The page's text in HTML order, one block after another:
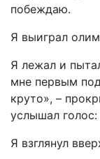
побеждаю.
Я выиграл
Я лежал и
мне первым
круто», –
услышал
Я взглянул